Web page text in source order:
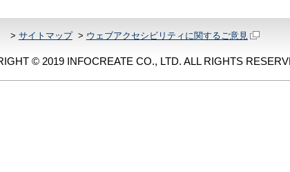
> サイトマップ> ウェブアクセシビリティに関するご意見
© 2019 INFOCREATE CO., LTD. ALL RIGHTS